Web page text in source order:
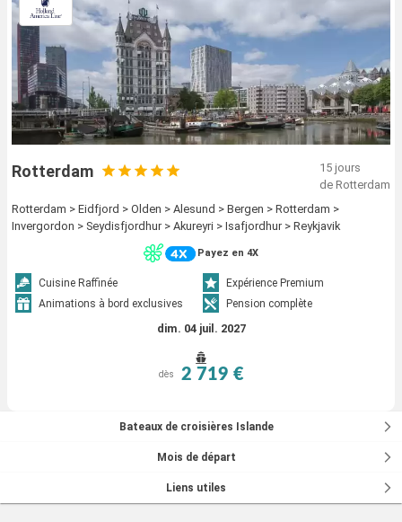
Rotterdam
15 jours
de Rotterdam
Rotterdam > Eidfjord > Olden > Alesund > Bergen > Rotterdam >
Invergordon > Seydisfjordhur > Akureyri > Isafjordhur > Reykjavik
Payez en 4X
Cuisine Raffinée
Expérience Premium
Animations à bord exclusives
Pension complète
dim. 04 juil. 2027
dès 2 719 €
Bateaux de croisières Islande
Mois de départ
Liens utiles